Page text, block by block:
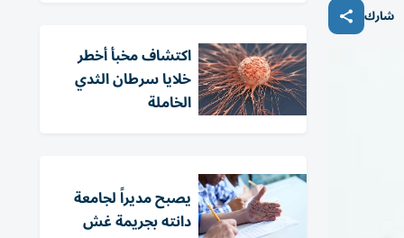
شارك
اكتشاف مخبأ أخطر
خلايا سرطان الثدي
الخاملة
يصبح مديراً لجامعة
دانته بجريمة غش